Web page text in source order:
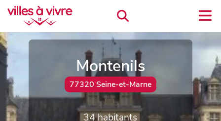
Montenils
77320 Seine-et-Marne
34 habitants